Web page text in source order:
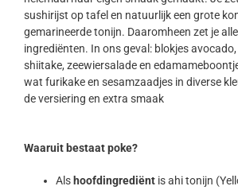
sushirijst op tafel en natuurlijk een grote
gemarineerde tonijn. Daaromheen zet je
ingrediënten. In ons geval: blokjes
shiitake, zeewiersalade en
wat furikake en sesamzaadjes in diverse
de versiering en extra smaak
Waaruit bestaat poke?
Als hoofdingrediënt is ahi tonijn